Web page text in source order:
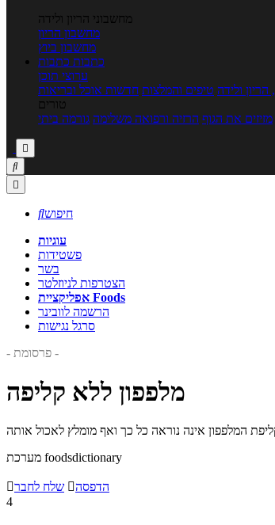
מחשבוני הריון ולידה
מחשבון הריון
מחשבון ביוץ
כתבות כתבות
ערוצי תוכן
הריון ולידה טיפים והמלצות חדשות אוכל ובריאות
טורים
מזיזים את הגוף הרזיה ורפואה משלימה גורמה ביתי



חיפוש
עוגיות
פשטידות
בשר
הצטרפות לניוזלטר
אפליקציית Foods
הרשמה לוובינר
סרגל נגישות
- פרסומת -
מלפפון ללא קליפה
מערכת foodsdictionary
שלח לחבר הדפסה
4